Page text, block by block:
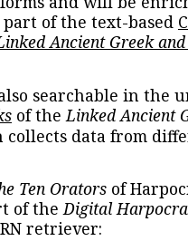
of the text-based
Ancient Greek
searchable in the
of theLinked Ancient
collects data from
Ten Orators of
of theDigital
retriever: